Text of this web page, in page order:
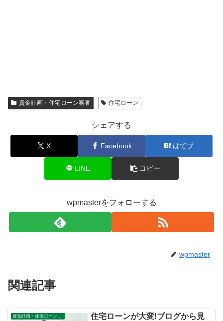
資金計画・住宅ローン審査 住宅ローン
シェアする
X Facebook はてブ
LINE コピー
wpmasterをフォローする
wpmaster
関連記事
住宅ローンが大変!ブログから見